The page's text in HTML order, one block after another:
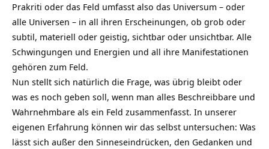
Prakriti oder das Feld umfasst also das Universum – oder
alle Universen – in all ihren Erscheinungen, ob grob oder
subtil, materiell oder geistig, sichtbar oder unsichtbar. Alle
Schwingungen und Energien und all ihre Manifestationen
gehören zum Feld.
Nun stellt sich natürlich die Frage, was übrig bleibt oder
was es noch geben soll, wenn man alles Beschreibbare und
Wahrnehmbare als ein Feld zusammenfasst. In unserer
eigenen Erfahrung können wir das selbst untersuchen: Was
lässt sich außer den Sinneseindrücken, den Gedanken und